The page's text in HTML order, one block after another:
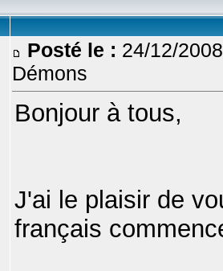
Posté le : 24/12/
Démons
Bonjour à tous,
J'ai le plaisir de
français